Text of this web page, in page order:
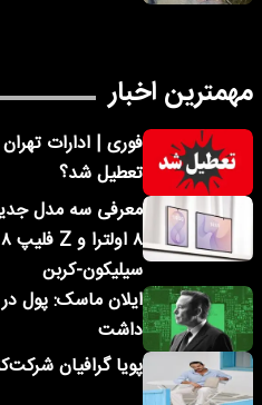
مهمترین اخبار
تعطیل شد؟
سیلیکون-کربن
داشت
پویا گرافیان